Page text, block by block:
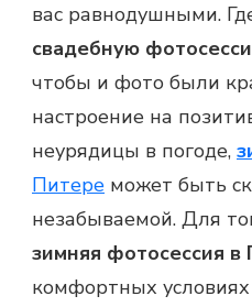
вас равнодушными.
свадебную
чтобы и фото были
настроение на
неурядицы в погоде,
Питере может быть
незабываемой. Для
зимняя фотосессия в
комфортных